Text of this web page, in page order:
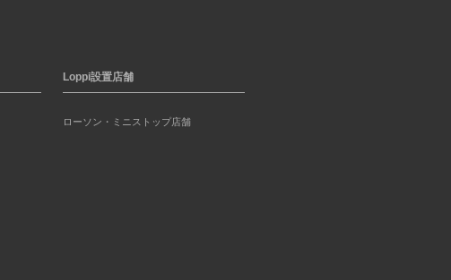
Loppi設置店舗
ローソン・ミニストップ店舗